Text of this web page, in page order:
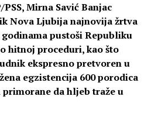
Mirna Savić Banjac
Nova Ljubija najnovija žrtva
pustoši Republiku
hitnoj proceduri, kao što
ekspresno pretvoren u
egzistencija 600 porodica
primorane da hljeb traže u